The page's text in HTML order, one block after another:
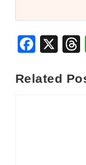
Facebook
Related